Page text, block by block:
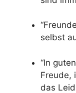
selbst
“In
Freude,
das